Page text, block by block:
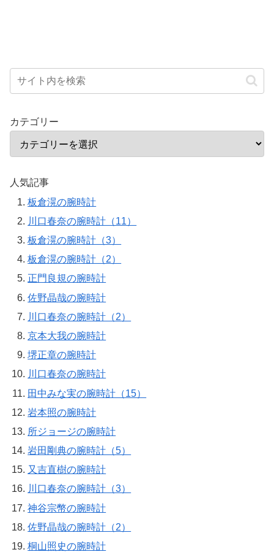
カテゴリー
人気記事
板倉滉の腕時計
川口春奈の腕時計（11）
板倉滉の腕時計（3）
板倉滉の腕時計（2）
正門良規の腕時計
佐野晶哉の腕時計
川口春奈の腕時計（2）
京本大我の腕時計
堺正章の腕時計
川口春奈の腕時計
田中みな実の腕時計（15）
岩本照の腕時計
所ジョージの腕時計
岩田剛典の腕時計（5）
又吉直樹の腕時計
川口春奈の腕時計（3）
神谷宗幣の腕時計
佐野晶哉の腕時計（2）
桐山照史の腕時計